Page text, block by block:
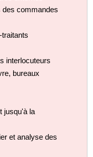
des commandes
interlocuteurs
bureaux
jusqu'à la
et analyse des